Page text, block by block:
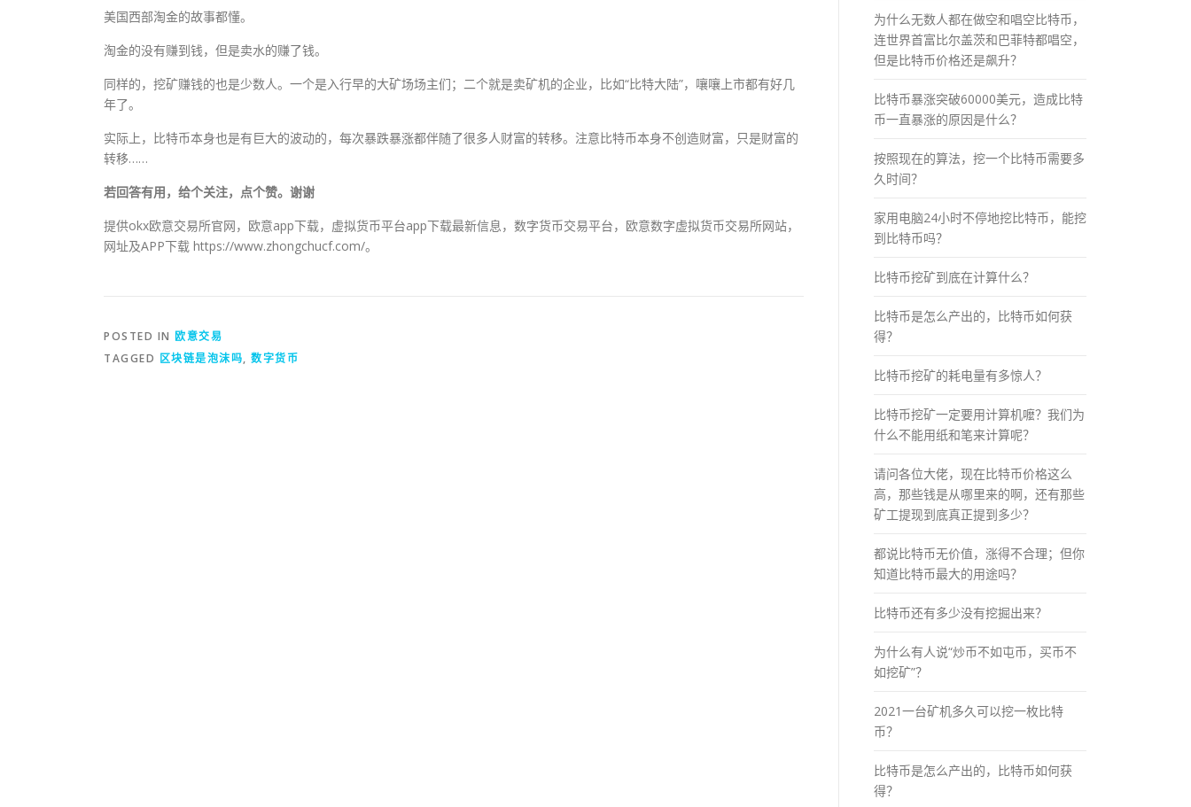
美国西部淘金的故事都懂。
淘金的没有赚到钱，但是卖水的赚了钱。
同样的，挖矿赚钱的也是少数人。一个是入行早的大矿场场主们；二个就是卖矿机的企业，比如“比特大陆”，嚷嚷上市都有好几
年了。
实际上，比特币本身也是有巨大的波动的，每次暴跌暴涨都伴随了很多人财富的转移。注意比特币本身不创造财富，只是财富的
转移……
若回答有用，给个关注，点个赞。谢谢
提供okx欧意交易所官网，欧意app下载，虚拟货币平台app下载最新信息，数字货币交易平台，欧意数字虚拟货币交易所网站，
网址及APP下载 https://www.zhongchucf.com/。
POSTED IN 欧意交易
TAGGED 区块链是泡沫吗, 数字货币
为什么无数人都在做空和唱空比特币，
连世界首富比尔盖茨和巴菲特都唱空，
但是比特币价格还是飙升？
比特币暴涨突破60000美元，造成比特
币一直暴涨的原因是什么？
按照现在的算法，挖一个比特币需要多
久时间？
家用电脑24小时不停地挖比特币，能挖
到比特币吗？
比特币挖矿到底在计算什么？
比特币是怎么产出的，比特币如何获
得？
比特币挖矿的耗电量有多惊人？
比特币挖矿一定要用计算机嚒？我们为
什么不能用纸和笔来计算呢？
请问各位大佬，现在比特币价格这么
高，那些钱是从哪里来的啊，还有那些
矿工提现到底真正提到多少？
都说比特币无价值，涨得不合理；但你
知道比特币最大的用途吗？
比特币还有多少没有挖掘出来？
为什么有人说“炒币不如屯币，买币不
如挖矿”？
2021一台矿机多久可以挖一枚比特
币？
比特币是怎么产出的，比特币如何获
得？